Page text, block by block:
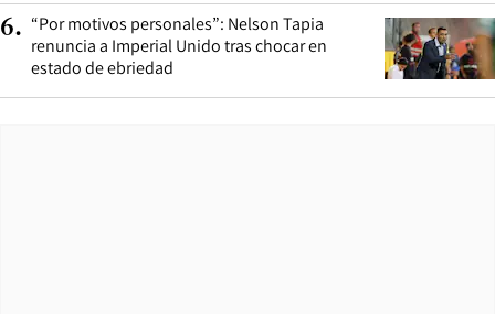
6. “Por motivos personales”: Nelson Tapia
renuncia a Imperial Unido tras chocar en
estado de ebriedad